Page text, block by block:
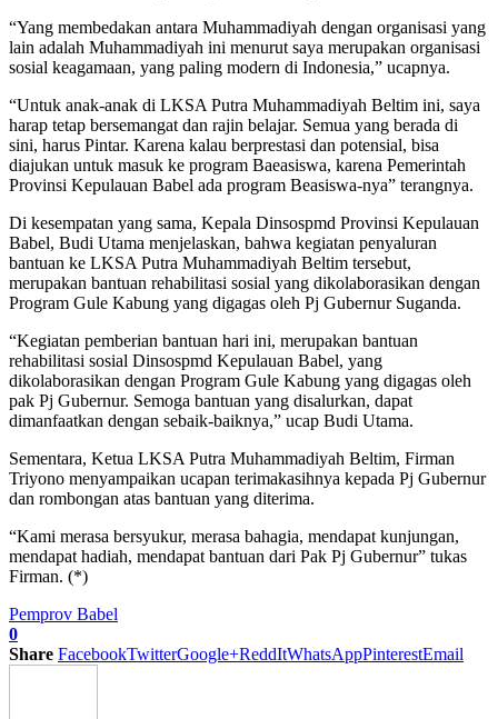
“Yang membedakan antara Muhammadiyah dengan organisasi yang
lain adalah Muhammadiyah ini menurut saya merupakan organisasi
sosial keagamaan, yang paling modern di Indonesia,” ucapnya.
“Untuk anak-anak di LKSA Putra Muhammadiyah Beltim ini, saya
harap tetap bersemangat dan rajin belajar. Semua yang berada di
sini, harus Pintar. Karena kalau berprestasi dan potensial, bisa
diajukan untuk masuk ke program Baeasiswa, karena Pemerintah
Provinsi Kepulauan Babel ada program Beasiswa-nya” terangnya.
Di kesempatan yang sama, Kepala Dinsospmd Provinsi Kepulauan
Babel, Budi Utama menjelaskan, bahwa kegiatan penyaluran
bantuan ke LKSA Putra Muhammadiyah Beltim tersebut,
merupakan bantuan rehabilitasi sosial yang dikolaborasikan dengan
Program Gule Kabung yang digagas oleh Pj Gubernur Suganda.
“Kegiatan pemberian bantuan hari ini, merupakan bantuan
rehabilitasi sosial Dinsospmd Kepulauan Babel, yang
dikolaborasikan dengan Program Gule Kabung yang digagas oleh
pak Pj Gubernur. Semoga bantuan yang disalurkan, dapat
dimanfaatkan dengan sebaik-baiknya,” ucap Budi Utama.
Sementara, Ketua LKSA Putra Muhammadiyah Beltim, Firman
Triyono menyampaikan ucapan terimakasihnya kepada Pj Gubernur
dan rombongan atas bantuan yang diterima.
“Kami merasa bersyukur, merasa bahagia, mendapat kunjungan,
mendapat hadiah, mendapat bantuan dari Pak Pj Gubernur” tukas
Firman. (*)
Pemprov Babel
0
Share FacebookTwitterGoogle+ReddItWhatsAppPinterestEmail